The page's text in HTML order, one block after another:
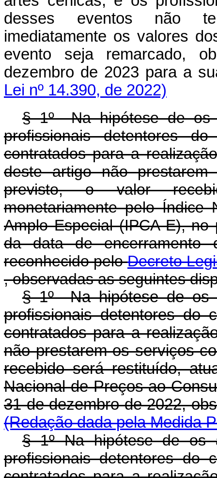
desses eventos não
imediatamente os valores
evento seja remarcado,
dezembro de 2023 para a
Lei nº 14.390, de 2022)
§ 1º Na hipótese de os
profissionais detentores
contratados para a
deste artigo não
previsto, o valor
monetariamente pelo Índice
Amplo Especial (IPCA-E),
da data de encerramento
reconhecido peloDecreto
, observadas as seguintes
§ 1º Na hipótese de os
profissionais detentores do
contratados para a
não prestarem os serviços
recebido será restituído,
Nacional de Preços ao
31 de dezembro de 2022,
(Redação dada pela Medida
§ 1º Na hipótese de os
profissionais detentores do